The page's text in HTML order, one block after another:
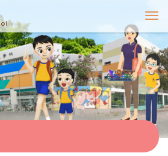
T
o
g
g
l
e
n
v
g